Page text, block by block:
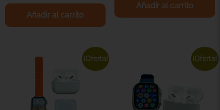
Añadir al carrito
Añadir al carrito
¡Oferta! ¡Oferta!